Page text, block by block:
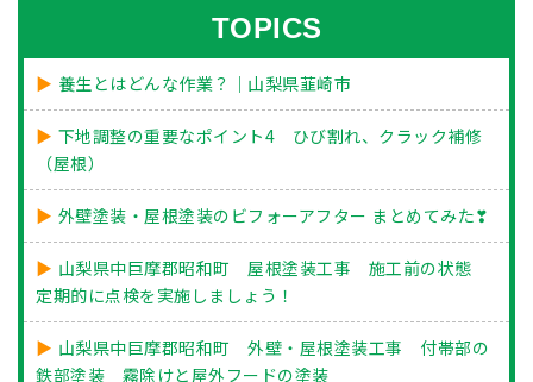
TOPICS
養生とはどんな作業？｜山梨県韮崎市
下地調整の重要なポイント4 ひび割れ、クラック補修
（屋根）
外壁塗装・屋根塗装のビフォーアフター まとめてみた❣
山梨県中巨摩郡昭和町 屋根塗装工事 施工前の状態
定期的に点検を実施しましょう！
山梨県中巨摩郡昭和町 外壁・屋根塗装工事 付帯部の
鉄部塗装 霧除けと屋外フードの塗装